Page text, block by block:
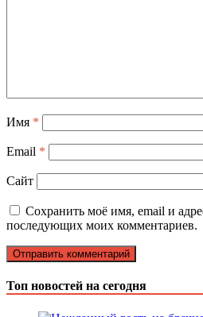
Имя *
Email *
Сайт
Сохранить моё имя, email и
последующих моих комментариев.
Топ новостей на сегодня